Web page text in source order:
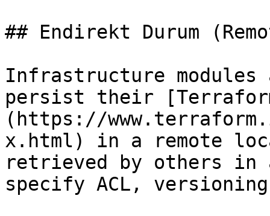
## Endirekt Durum
Infrastructure modules
persist their
(https://
x.html) in a remote
retrieved by others
specify ACL,